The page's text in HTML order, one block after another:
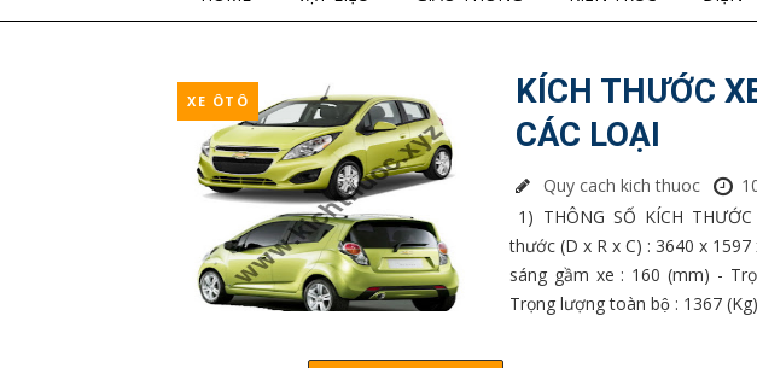
KÍCH THƯỚC
CÁC LOẠI
Quy cach kich thuoc
1) THÔNG SỐ KÍCH
thước (D x R x C) : 3640 x
sáng gầm xe : 160 (mm) -
Trọng lượng toàn bộ : 1367
XE ÔTÔ